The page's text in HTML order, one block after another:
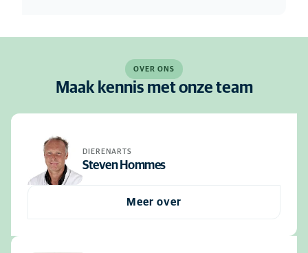
OVER ONS
Maak kennis met onze team
DIERENARTS
Steven Hommes
Meer over